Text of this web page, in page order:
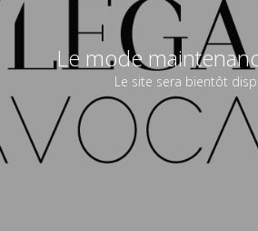
Le mode
Le site sera bientôt